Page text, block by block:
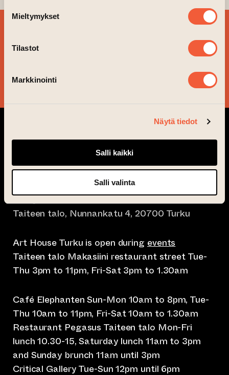
Mieltymykset
Tilastot
Markkinointi
Näytä tiedot
Salli kaikki
Salli valinta
NEWSLETTER!
YES, PLEASE!
info@taiteentalo.fi
Taiteen talo, Nunnankatu 4, 20700 Turku
Art House Turku is open during events
Taiteen talo Makasiini restaurant street Tue-
Thu 3pm to 11pm, Fri-Sat 3pm to 1.30am
Café Elephanten Sun-Mon 10am to 8pm, Tue-
Thu 10am to 11pm, Fri-Sat 10am to 1.30am
Restaurant Pegasus Taiteen talo Mon-Fri
lunch 10.30-15, Saturday lunch 11am to 3pm
and Sunday brunch 11am until 3pm
Critical Gallery Tue-Sun 12pm until 6pm